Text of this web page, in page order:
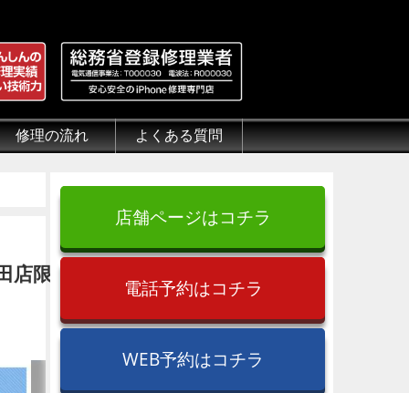
修理の流れ よくある質問
店限
店舗ページはコチラ
電話予約はコチラ
WEB予約はコチラ